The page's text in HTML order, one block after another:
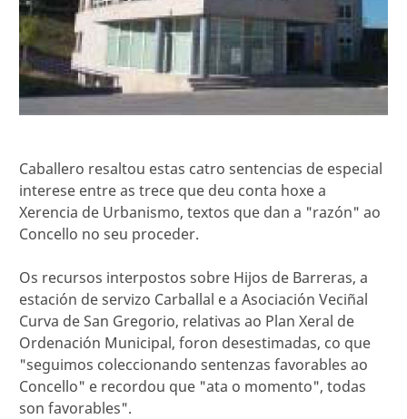
Caballero resaltou estas catro sentencias de especial
interese entre as trece que deu conta hoxe a
Xerencia de Urbanismo, textos que dan a "razón" ao
Concello no seu proceder.
Os recursos interpostos sobre Hijos de Barreras, a
estación de servizo Carballal e a Asociación Veciñal
Curva de San Gregorio, relativas ao Plan Xeral de
Ordenación Municipal, foron desestimadas, co que
"seguimos coleccionando sentenzas favorables ao
Concello" e recordou que "ata o momento", todas
son favorables".